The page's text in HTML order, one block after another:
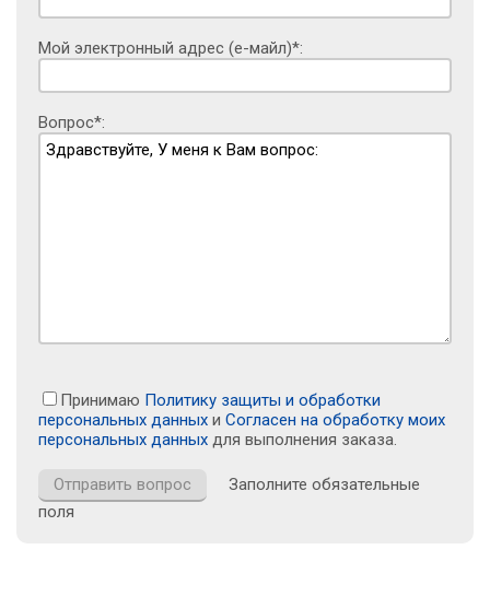
Мой электронный адрес (е-майл)*:
Вопрос*:
Принимаю Политику защиты и обработки
персональных данных и Согласен на обработку моих
персональных данных для выполнения заказа.
Заполните обязательные
поля